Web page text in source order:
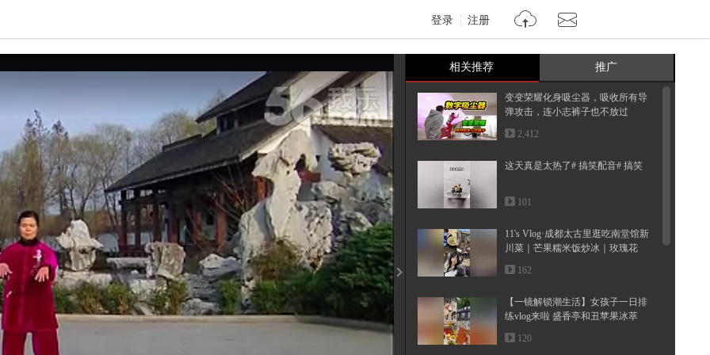
登录 注册
亮度
相关推荐 推广
变变荣耀化身吸尘器，吸收所有导
弹攻击，连小志裤子也不放过
2,412
这天真是太热了# 搞笑配音# 搞笑
101
11's Vlog·成都太古里逛吃南堂馆新
川菜｜芒果糯米饭炒冰｜玫瑰花
虾...
162
【一镜解锁潮生活】女孩子一日排
练vlog来啦 盛香亭和丑苹果冰萃
梦...
120